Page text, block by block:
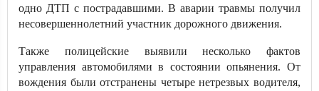
одно ДТП с пострадавшими. В аварии травмы получил
несовершеннолетний участник дорожного движения.
Также полицейские выявили несколько фактов
управления автомобилями в состоянии опьянения. От
вождения были отстранены четыре нетрезвых водителя,